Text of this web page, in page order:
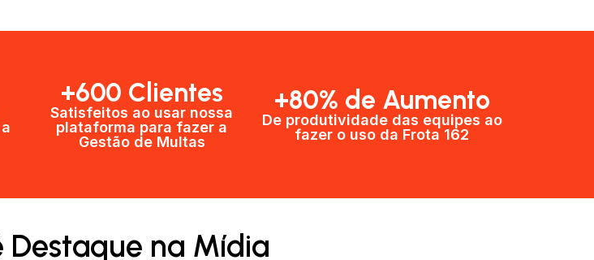
+600 Clientes​
Satisfeitos ao usar nossa
plataforma para fazer a
Gestão de Multas​
+80% de Aumento
De produtividade das equipes ao
fazer o uso da Frota 162​
Destaque na Mídia